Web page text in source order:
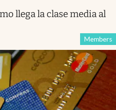
llega la clase media al
Members